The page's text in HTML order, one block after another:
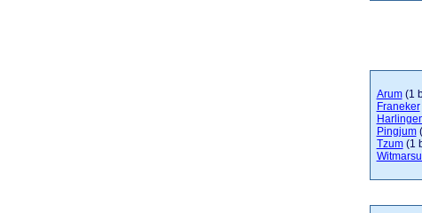
Arum(1
Franeker
Pingjum
Tzum(1